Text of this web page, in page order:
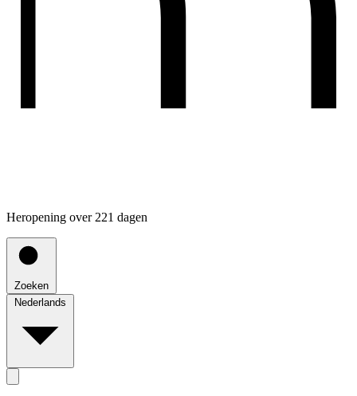
Heropening over 221 dagen
Zoeken
Nederlands